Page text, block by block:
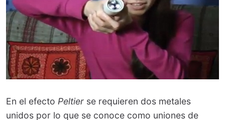
En el efecto Peltier se requieren dos metales
unidos por lo que se conoce como uniones de